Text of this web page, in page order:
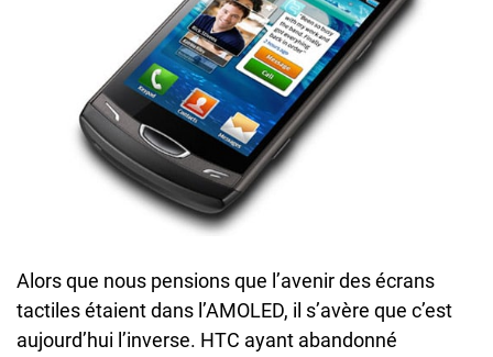
Alors que nous pensions que l’avenir des écrans
tactiles étaient dans l’AMOLED, il s’avère que c’est
aujourd’hui l’inverse. HTC ayant abandonné